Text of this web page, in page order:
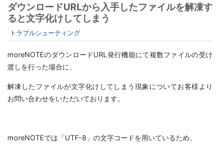
ダウンロードURLから入手したファイルを解凍す
ると文字化けしてしまう
トラブルシューティング
moreNOTEのダウンロードURL発行機能にて複数ファイルの受け
渡しを行った場合に、
解凍したファイルが文字化けしてしまう現象についてお客様より
お問い合わせをいただいております。
moreNOTEでは「UTF-8」の文字コードを用いているため、